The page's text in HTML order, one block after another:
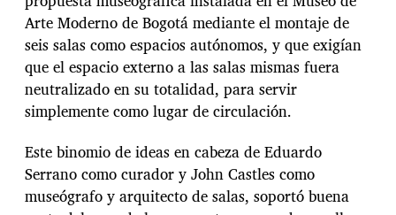
Arte Moderno de Bogotá mediante el montaje de
seis salas como espacios autónomos, y que exigían
que el espacio externo a las salas mismas fuera
neutralizado en su totalidad, para servir
simplemente como lugar de circulación.
Este binomio de ideas en cabeza de Eduardo
Serrano como curador y John Castles como
museógrafo y arquitecto de salas, soportó buena